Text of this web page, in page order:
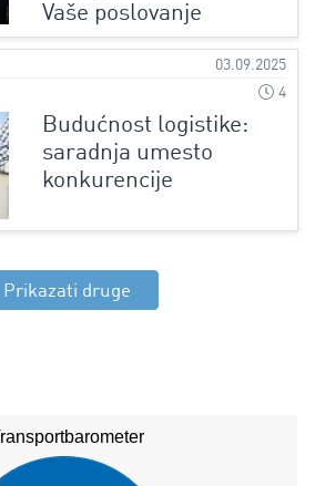
Vaše poslovanje
03.09.2025
4
Budućnost logistike:
saradnja umesto
konkurencije
Prikazati druge